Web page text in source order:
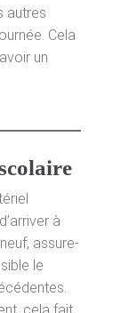
autres
Cela
un
à
assure-
le
cela fait